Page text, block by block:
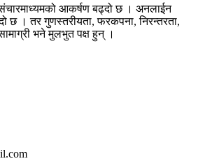
आकर्षण बढ्दो छ । अनलाईन
छ । तर गुणस्तरीयता, फरकपना, निरन्तरता,
भने मुलभुत पक्ष हुन् ।